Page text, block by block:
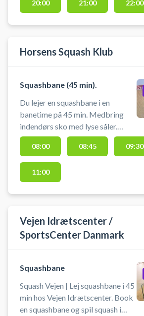
20:00 21:00 22:00
Horsens Squash Klub
Squashbane (45 min).
Du lejer en squashbane i en
banetime på 45 min. Medbring
indendørs sko med lyse såler.
Udstyr kan lejes på stedet.
Omklædnings fasiliteter
tilgængelige. Lyset tænder
automatisk når banetiden starter
08:00 08:45 09:30
11:00
Vejen Idrætscenter /
SportsCenter Danmark
Squashbane
Squash Vejen | Lej squashbane i 45
min hos Vejen Idrætscenter. Book
en squashbane og spil squash i